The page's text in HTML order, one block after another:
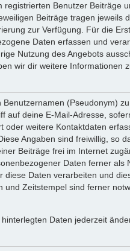
Benutzer Beiträge
Beiträge tragen jeweils
zur Verfügung. Für die
Daten erfassen und
Nutzung des Angebots
wir dir weitere Informationen
(Pseudonym)
deine E-Mail-Adresse,
weitere Kontaktdaten
Angaben sind freiwillig, so
Beiträge frei im Internet
Daten ferner
Daten verarbeiten und
Zeitstempel sind ferner
Daten jederzeit